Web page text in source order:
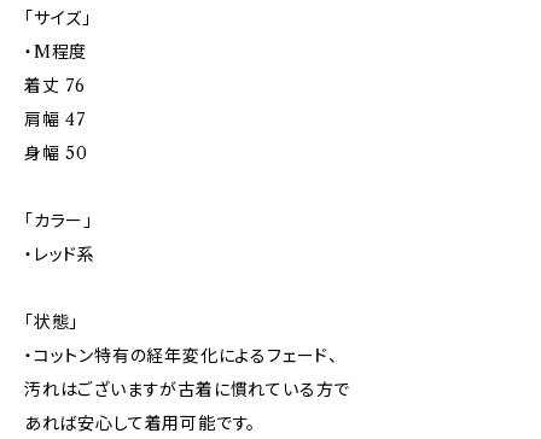
「サイズ」
・M程度
着丈 76
肩幅 47
身幅 50
「カラー」
・レッド系
「状態」
・コットン特有の経年変化によるフェード、
汚れはございますが古着に慣れている方で
あれば安心して着用可能です。